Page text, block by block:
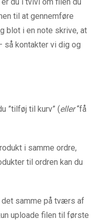
til at gennemføre
blot i en note skrive, at
så kontakter vi dig og
”tilføj til kurv” (eller“få
i samme ordre,
til ordren kan du
samme på tværs af
uploade filen til første